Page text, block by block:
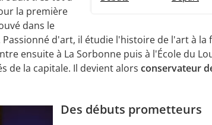
la première
dans le
d'art, il étudie l'histoire de l'art à la
ensuite à La Sorbonne puis à l'École du
de la capitale. Il devient alors conservateur
Des débuts prometteurs